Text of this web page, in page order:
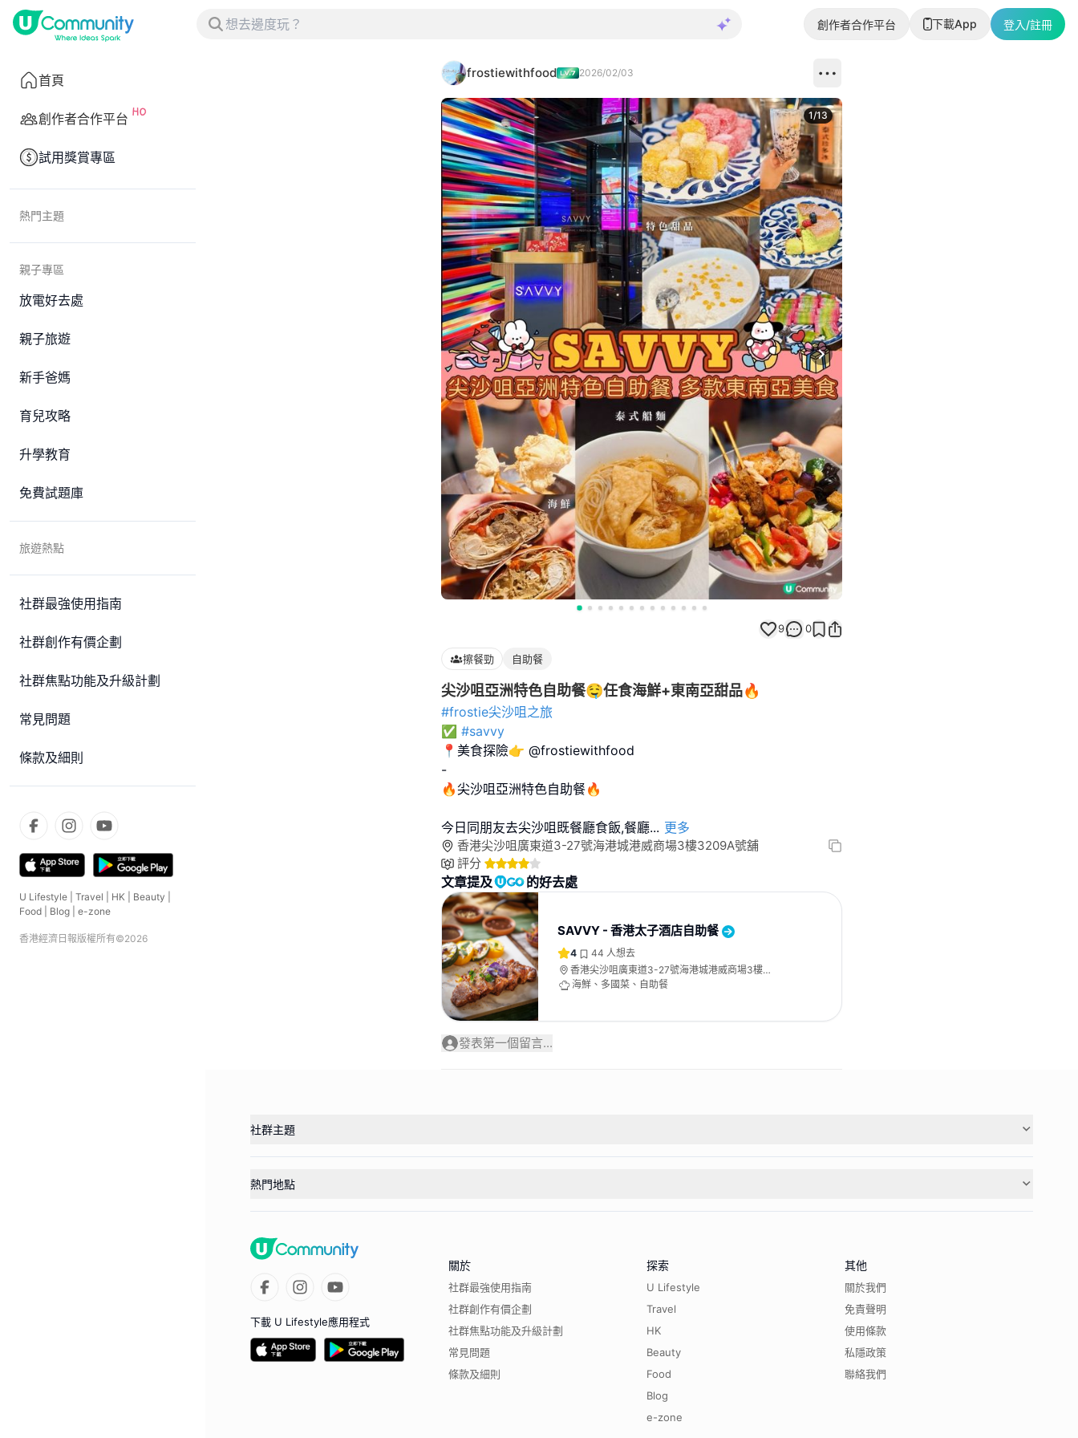
創作者合作平台 下載App 登入/註冊
首頁
創作者合作平台
試用獎賞專區
熱門主題
親子專區
放電好去處
親子旅遊
新手爸媽
育兒攻略
升學教育
免費試題庫
旅遊熱點
社群最強使用指南
社群創作有價企劃
社群焦點功能及升級計劃
常見問題
條款及細則
U Lifestyle Travel HK Beauty
Food
Blog e-zone
香港經濟日報版權所有©2026
frostiewithfood 2026/02/03
Next slide
1/13
9 0
擦餐勁 自助餐
尖沙咀亞洲特色自助餐🤤任食海鮮+東南亞甜品🔥
#frostie尖沙咀之旅
✅ #savvy
📍美食探險👉 @frostiewithfood
-
🔥尖沙咀亞洲特色自助餐🔥
今日同朋友去尖沙咀既餐廳食飯,餐廳... 更多
香港尖沙咀廣東道3-27號海港城港威商場3樓3209A號舖
評分
文章提及 的好去處
SAVVY - 香港太子酒店自助餐
4 44 人想去
香港尖沙咀廣東道3-27號海港城港威商場3樓
3209A號舖
海鮮、多國菜、自助餐
發表第一個留言...
社群主題
熱門地點
下載 U Lifestyle應用程式
關於
社群最強使用指南
社群創作有價企劃
社群焦點功能及升級計劃
常見問題
條款及細則
探索
U Lifestyle
Travel
HK
Beauty
Food
Blog
e-zone
其他
關於我們
免責聲明
使用條款
私隱政策
聯絡我們